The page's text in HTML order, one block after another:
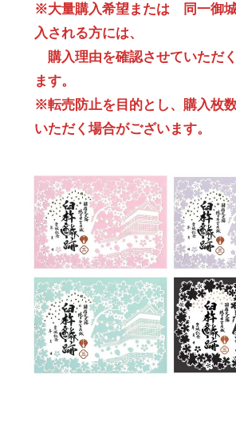
※大量購入希望または 同一御
入される方には、
購入理由を確認させていただ
ます。
※転売防止を目的とし、購入枚
いただく場合がございます。